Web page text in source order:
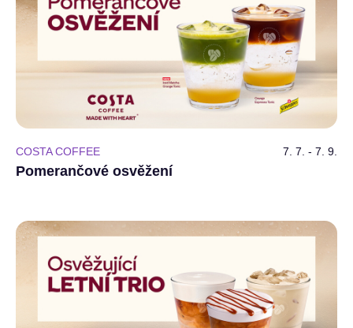
COSTA COFFEE 7. 7. - 7. 9.
Pomerančové osvěžení